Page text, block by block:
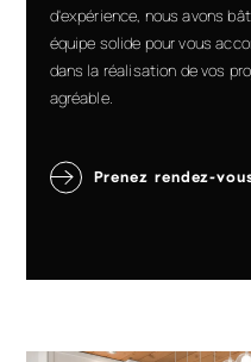
d'expérience, nous avons
équipe solide pour vous
dans la réalisation de vos
agréable.
Prenez rendez-